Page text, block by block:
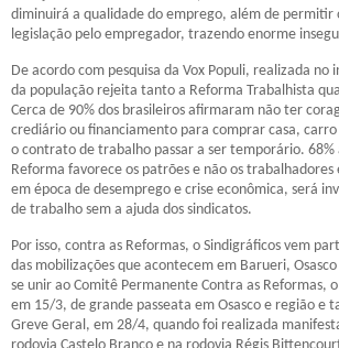
diminuirá a qualidade do emprego, além de permitir
legislação pelo empregador, trazendo enorme
De acordo com pesquisa da Vox Populi, realizada no
da população rejeita tanto a Reforma Trabalhista
Cerca de 90% dos brasileiros afirmaram não ter
crediário ou financiamento para comprar casa,
o contrato de trabalho passar a ser temporário. 68%
Reforma favorece os patrões e não os trabalhadores
em época de desemprego e crise econômica, será
de trabalho sem a ajuda dos sindicatos.
Por isso, contra as Reformas, o Sindigráficos vem
das mobilizações que acontecem em Barueri,
se unir ao Comitê Permanente Contra as Reformas,
em 15/3, de grande passeata em Osasco e região e
Greve Geral, em 28/4, quando foi realizada